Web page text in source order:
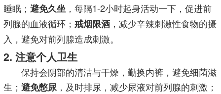
睡眠； 避免久坐 ，每隔1-2小时起身活动一下，促进前
列腺的血液循环； 戒烟限酒 ，减少辛辣刺激性食物的摄
入，避免对前列腺造成刺激。
2. 注意个人卫生
保持会阴部的清洁与干燥，勤换内裤，避免细菌滋
生； 避免憋尿 ，及时排尿，减少尿液对前列腺的刺激；